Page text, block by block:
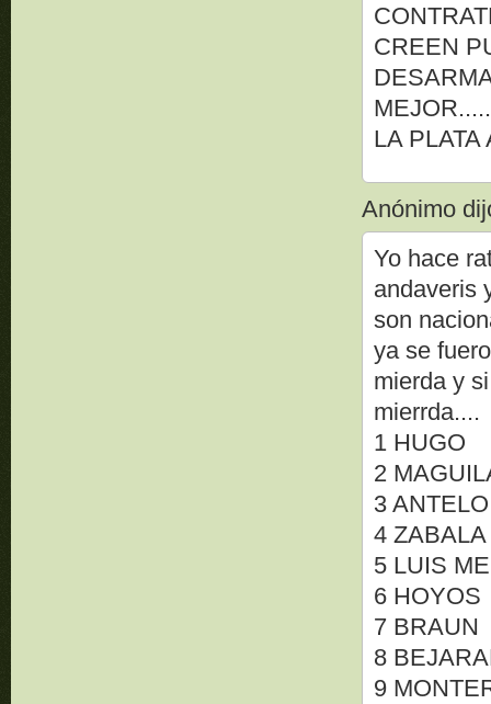
CREEN
LA PLATA
Anónimo
Yo hace
andaveris
son
ya se
mierda y
mierrda....
1 HUGO
2
3 ANTELO
4 ZABALA
5 LUIS
6 HOYOS
7 BRAUN
8
9